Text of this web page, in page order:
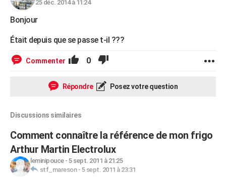
25 déc. 2014 à 11:24
Bonjour
Était depuis que se passe t-il ???
Commenter 0
Répondre Posez votre question
Discussions similaires
Comment connaître la référence de mon frigo
Arthur Martin Electrolux
leminipouce- 5 sept. 2011 à 21:25
stf_mareson- 5 sept. 2011 à 23:31